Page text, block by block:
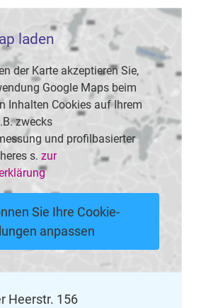
laden
der Karte akzeptieren Sie,
Google Maps beim
Inhalten Cookies auf Ihrem
zwecks
und profilbasierter
s. zur
Sie Ihre Cookie-
anpassen
Heerstr. 156